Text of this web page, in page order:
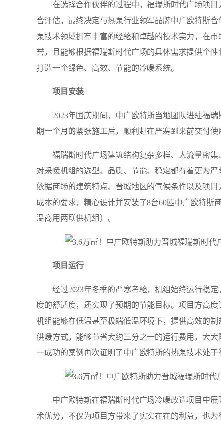
在选择合作伙伴的过程中，福瑞斯时代广场项目
合评估，最终决定与热泵行业领军品牌中广欧特斯合
泵技术领域拥有丰富的经验和卓越的技术实力，在市
誉，且能够根据福瑞斯时代广场的具体需求提供个性
打造一个绿色、高效、节能的冷暖系统。
项目安装
2023年国庆期间，中广欧特斯当地团队进驻福
期一个月的紧张施工后，顺利赶在严寒到来前交付使
福瑞斯时代广场建筑结构复杂多样、人流量密集
对采暖机组的选型、品质、节能、稳定都有着更为严
依据商场的建筑特点、晋城地区的气候条件以及项目
成本的要求，精心设计并安装了8台60匹中广欧特斯
温商用两联供机组）。
项目运行
经过2023年冬季的严寒考验，机组始终运行稳
度的舒适度，还实现了预期的节能目标。项目方高度
机组能够在低温甚至极端低温环境下，提供高效的制
供暖方式，能够节省大约三分之一的运行费用，大大
一成功的案例再次证明了中广欧特斯的热泵技术处于
中广欧特斯在福瑞斯时代广场冷暖改造项目中展
术优势，不仅为项目方带来了实实在在的利益，也为